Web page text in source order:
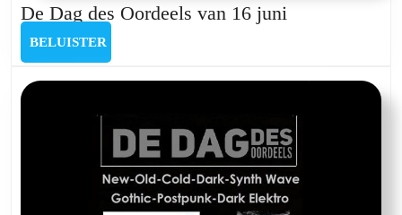
De Dag des Oordeels van 16 juni
Oordeels
16
juni
BELUISTER